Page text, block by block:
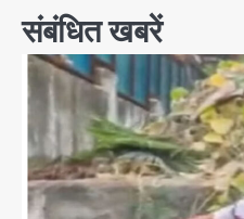
संबंधित खबरें